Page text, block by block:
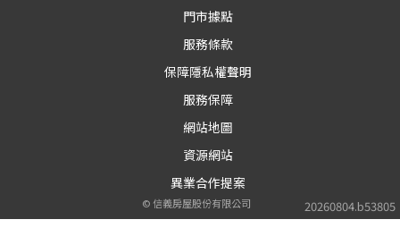
20260804.b53805
門市據點
服務條款
保障隱私權聲明
服務保障
網站地圖
資源網站
異業合作提案
©信義房屋股份有限公司